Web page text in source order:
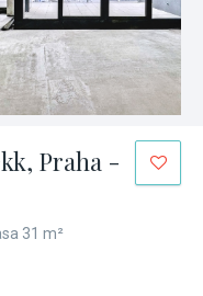
Praha -
31 m²